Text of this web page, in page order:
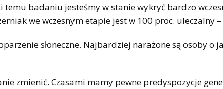
badaniu jesteśmy w stanie wykryć bardzo
we wczesnym etapie jest w 100 proc. uleczalny
słoneczne. Najbardziej narażone są osoby o
zmienić. Czasami mamy pewne predyspozycje